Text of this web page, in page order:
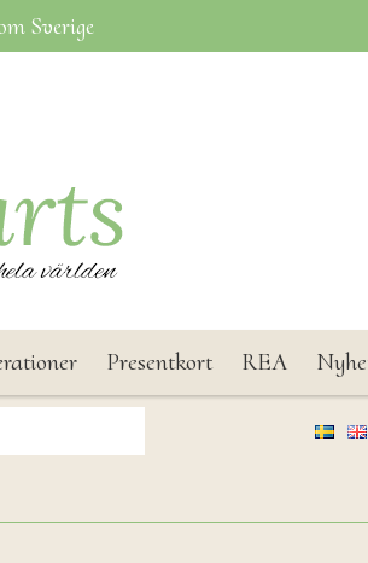
Sverige
Presentkort REA